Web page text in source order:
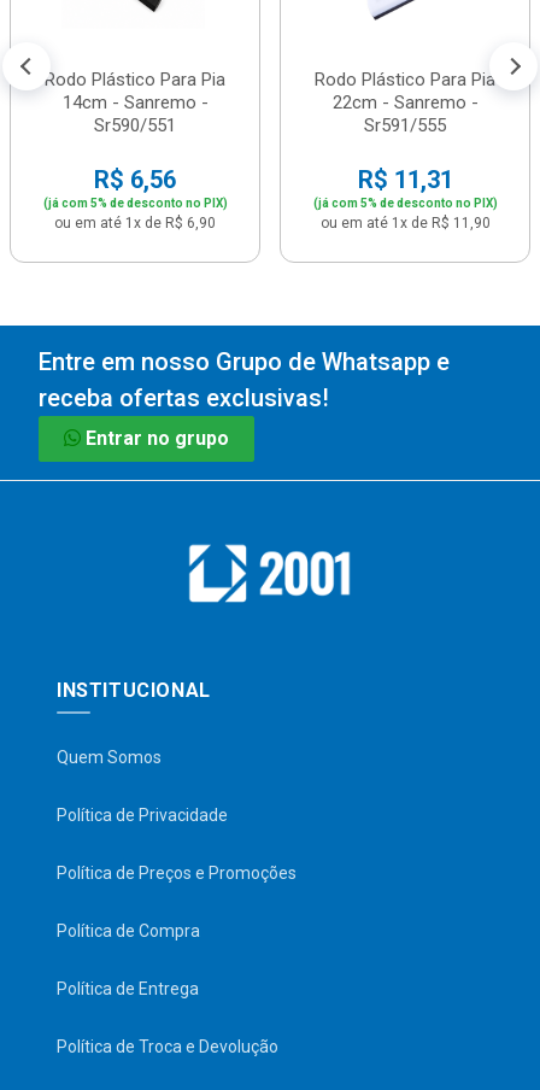
Rodo Plástico Para Pia
14cm - Sanremo -
Sr590/551
R$ 6,56
(já com 5% de desconto no PIX)
ou em até 1x de R$ 6,90
Rodo Plástico Para Pia
22cm - Sanremo -
Sr591/555
R$ 11,31
(já com 5% de desconto no PIX)
ou em até 1x de R$ 11,90
Entre em nosso Grupo de Whatsapp e
receba ofertas exclusivas!
Entrar no grupo
INSTITUCIONAL
Quem Somos
Política de Privacidade
Política de Preços e Promoções
Política de Compra
Política de Entrega
Política de Troca e Devolução